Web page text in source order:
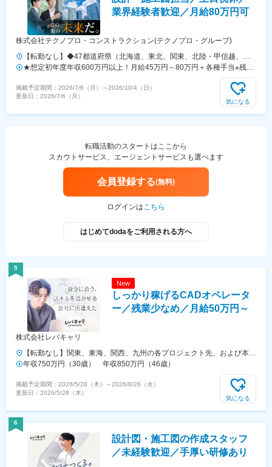
青森／盛岡／大宮／船橋／柏／金沢／静岡／浜松／京都／神戸／北九州
／鹿児島／沖縄
社4年目【ハンディキャップをお持ちの方もご活躍いただけます】当社
では、障がいの有無に関わらず活躍できる環境整備に努めています。オ
フィスは完全バリアフリー（エレベーター・多目的トイレ完備）となっ
ており、車いすでの移動もスムーズです。また、通院のための勤務時間
調整なども柔軟に対応いたしますのでまずはご相談ください！
業界経験者歓迎／月給80万円可
株式会社テクノプロ・コンストラクション(テクノプロ・グループ)
【転勤なし】◆47都道府県（北海道、東北、関東、北陸・甲信越、関
西、東海、中国、四国、九州、沖縄）の各プロジェクト先※希望勤務地
にほぼ100％配属。希望のエリアを聞かせてください。※エリアにより
異なる場合がありますが、希望エリアを管轄する配属支店内で配属され
ています。※U・Iターン支援あり（引越し費用会社負担）※各プロジェ
葉、埼玉、茨城、栃木、群馬 北陸・甲信越／新潟、長野、富山、石
川、福井、山梨 関西／大阪、京都、滋賀、兵庫、奈良、和歌山 東海／
愛知、静岡、三重、岐阜 中国・四国／鳥取、島根、岡山、広島、山
口、徳島、香川、高知、愛媛 九州／福岡、佐賀、長崎、熊本、大分、
宮崎、鹿児島、沖縄＜交通＞各プロジェクト先により異なります。※基
本的に現場へは直行直帰。※自動車通勤OKのプロジェクトあり※通勤圏
★想定初年度年収600万円以上！月給45万円～80万円＋各種手当※残業
代は1分単位で支給します。がんばった分はきちんと収入に還元します!
※年齢・経験・能力・適性を考慮して、支給額を決定します。＜年収例
＞・714万円（38歳）・874万円（49歳）・1085万円（56歳）
掲載予定期間： 2026/7/6（月） ～2026/10/4（日）
更新日： 2026/7/6（月）
気になる
転職活動のスタートはここから
スカウトサービス、エージェントサービスも選べます
会員登録する(無料)
ログインはこちら
はじめてdodaをご利用される方へ
5
New
しっかり稼げるCADオペレータ
ー／残業少なめ／月給50万円～
株式会社レバキャリ
【転勤なし】関東、東海、関西、九州の各プロジェクト先、および本社
★希望勤務地・通勤時間を考慮します。★直行直帰OK！★U・Iターン
歓迎！住宅手当あり★全国出張が可能な方には充実手当あり◎▼プロジ
ェクト先【関東】東京、埼玉、千葉、神奈川など【東海】愛知【関西】
大阪【九州】福岡▼本社東京都品川区東品川2-1-11 ハーバープレミア
年収750万円（30歳） 年収850万円（46歳）
掲載予定期間： 2026/5/28（木） ～2026/8/26（水）
更新日： 2026/5/28（木）
気になる
6
設計図・施工図の作成スタッフ
／未経験歓迎／手厚い研修あり